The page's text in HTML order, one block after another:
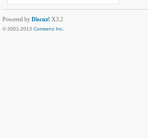
Powered by Discuz! X3.2
© 2001-2013 Comsenz Inc.